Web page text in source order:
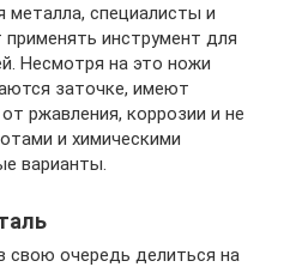
металла, специалисты и
инструмент для
Несмотря на это ножи
заточке, имеют
ржавления, коррозии и не
и химическими
варианты.
свою очередь делиться на